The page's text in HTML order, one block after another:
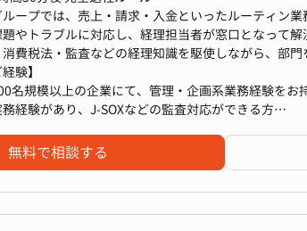
に伴い、経理オペレーションはまだ発展途上の段階
訳などの基本業務において、ヒューマンエラーや
ーディな数字を生み出す仕組みづくりが大きなテーマ
向けて、現在は以下のような取り組みを進めています
タの可視化・活用
データをDatabricks上で可視化し、リアルタイムで
会計と管理会計の整合性を高め、経営判断に直結
おける業務経験】
らではの変化に富んだ環境において、主体的かつ創
インとした様々なサービスがあり、それぞれ得意
所属しながら多くの経験を積むことができます。
ープでは、売上・請求・入金といったルーティン
やトラブルに対応し、経理担当者が窓口となって解
費税法・監査などの経理知識を駆使しながら、部
決にも貢献していただきます。
を続ける事業を支え続けるためには、業務の仕組み
行して、より強固な組織基盤を築いていくことも重要
験】
名規模以上の企業にて、管理・企画系業務経験をお
務経験があり、J-SOXなどの監査対応ができる方
指向性】
の理念、大切にしていること、目指していること
無料で相談する